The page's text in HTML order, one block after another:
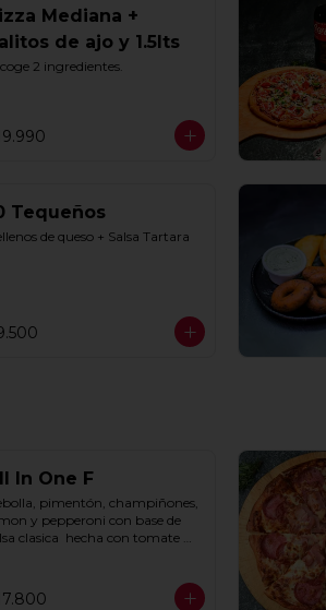
Mediana +
de ajo y 1.5lts
2 ingredientes.
Tequeños
de queso + Salsa Tartara
In One F
pimentón, champiñones,
y pepperoni con base de
clasica  hecha con tomate